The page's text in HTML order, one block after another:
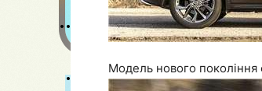
Модель нового покоління